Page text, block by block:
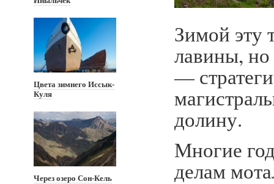
Цвета зимнего Иссык-
Куля
Через озеро Сон-Кель
Зимой эту
лавины, но
—
долину.
Многие
делам